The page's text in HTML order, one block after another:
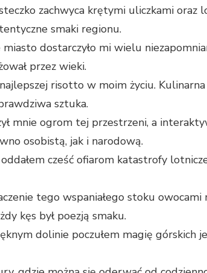
zachwyca krętymi uliczkami
smaki regionu.
dostarczyło mi wielu
przez wieki.
risotto w moim życiu.
sztuka.
mnie ogrom tej przestrzeni, a
osobistą, jak i narodową.
cześć ofiarom katastrofy
tego wspaniałego stoku
kęs był poezją smaku.
dolinie poczułem magię górskich